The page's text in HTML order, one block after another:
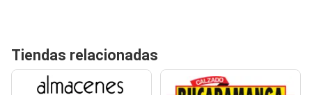
Tiendas relacionadas